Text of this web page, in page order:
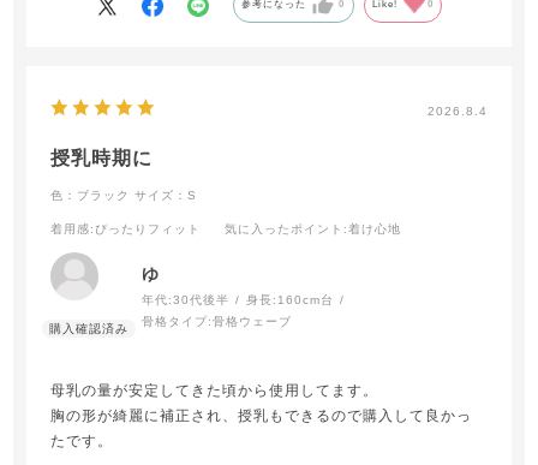
参考になった 0 Like! 0
2026.8.4
授乳時期に
色：ブラック サイズ：S
着用感:ぴったりフィット 気に入ったポイント :着け心地
ゆ
年代:30代後半 身長: 160cm台
骨格タイプ:骨格ウェーブ
母乳の量が安定してきた頃から使用してます。
胸の形が綺麗に補正され、授乳もできるので購入して良かっ
たです。